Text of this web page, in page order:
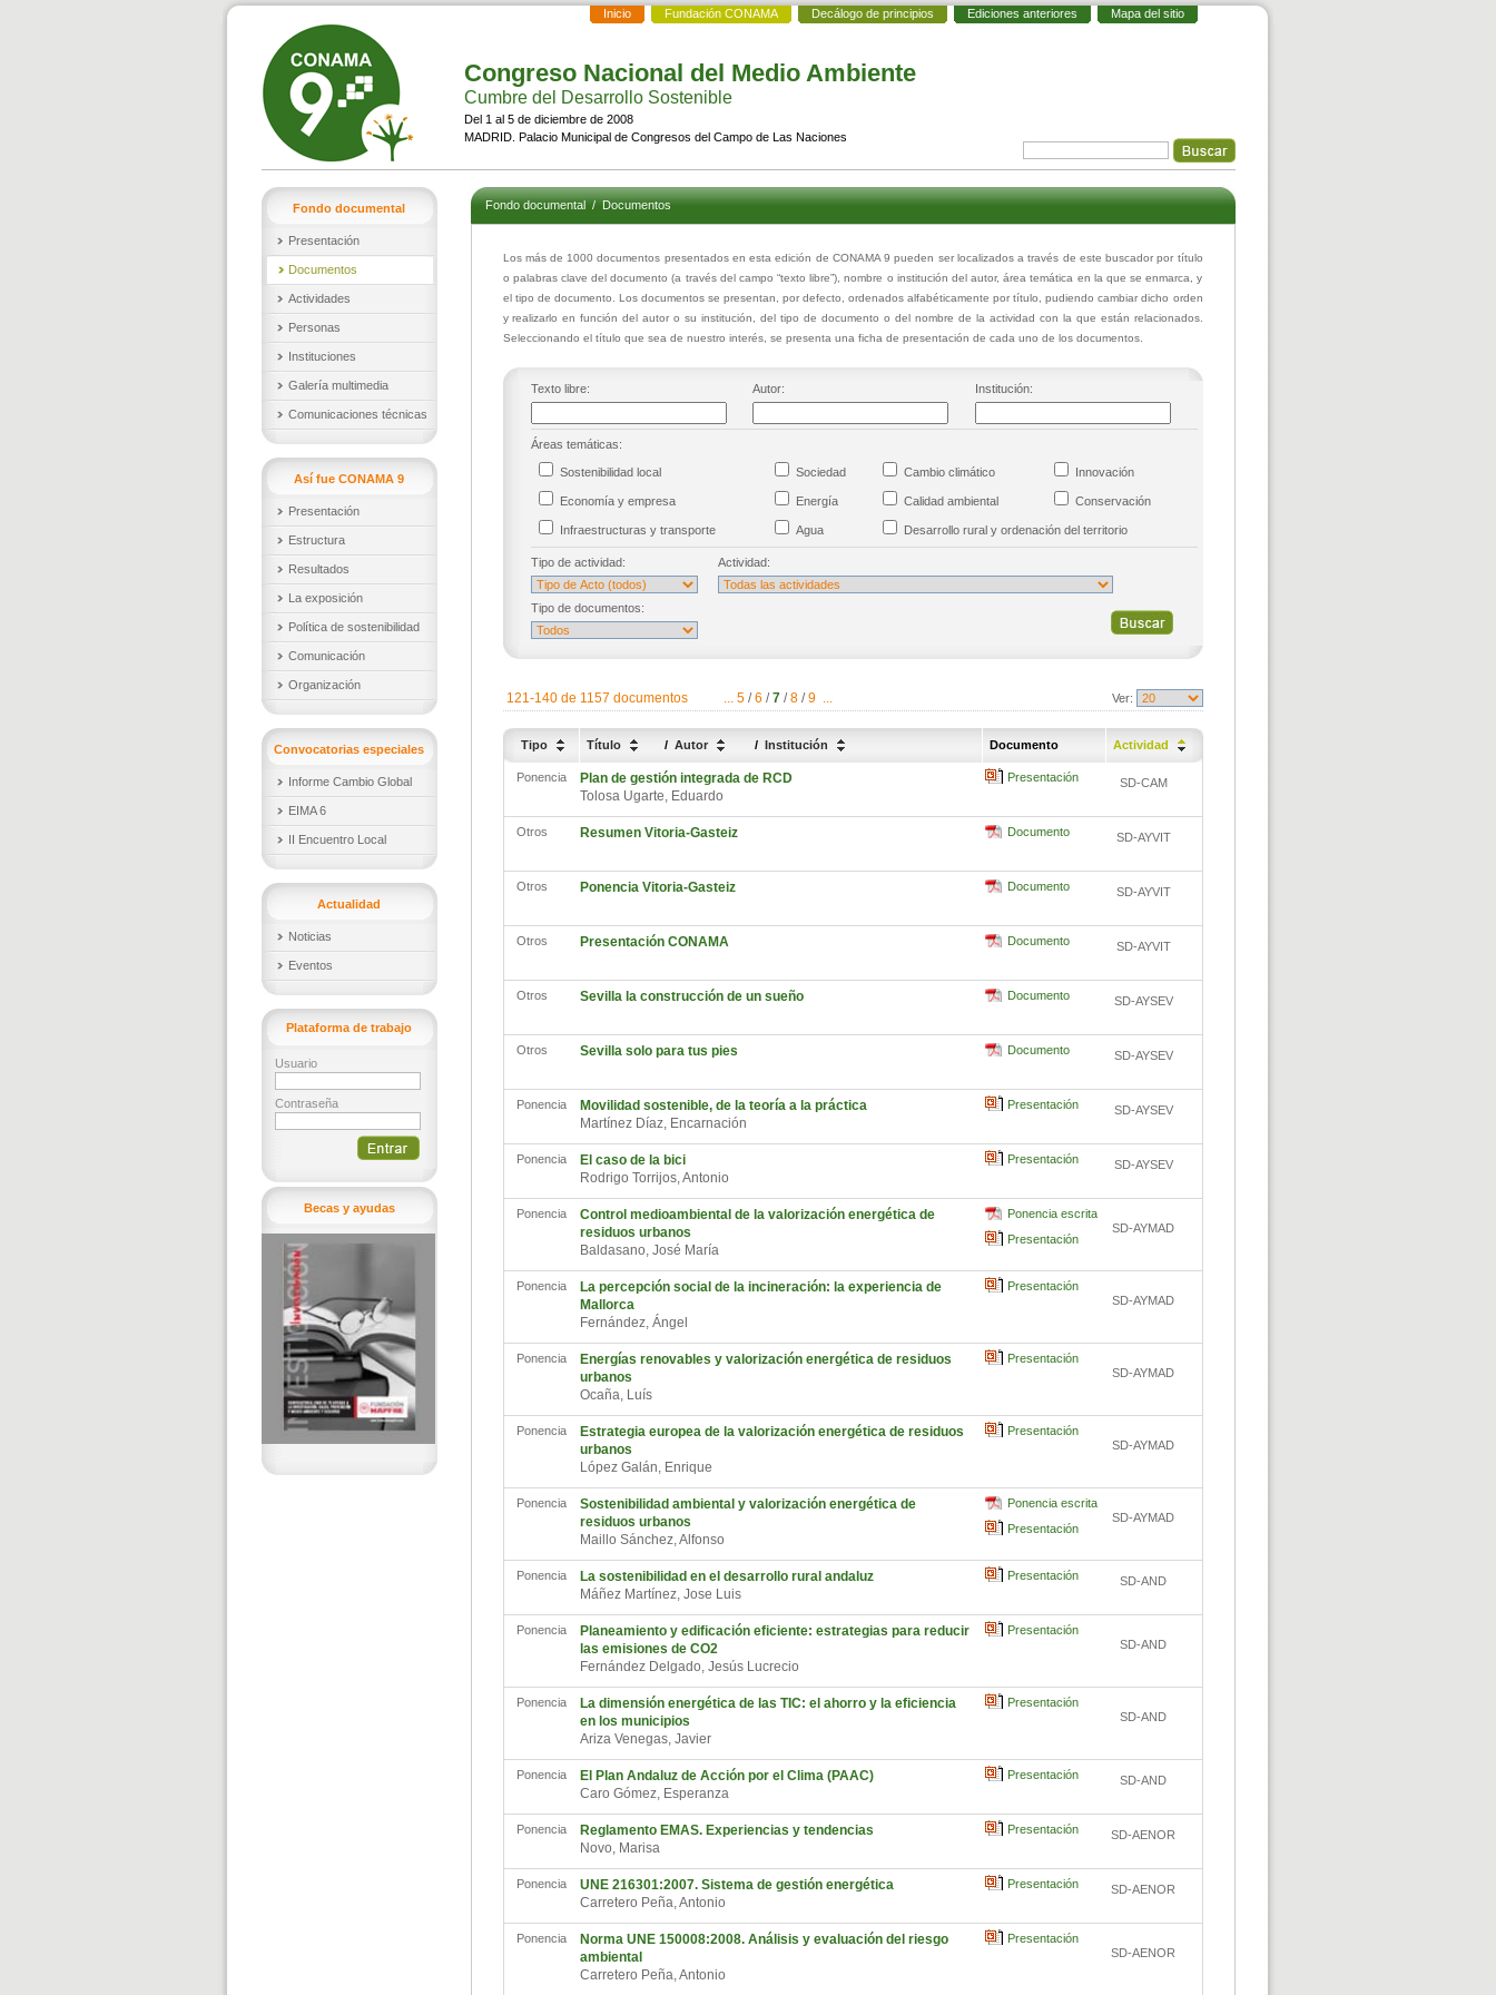
Inicio Fundación CONAMA Decálogo de principios Ediciones anteriores Mapa del sitio
Congreso Nacional del Medio Ambiente
Cumbre del Desarrollo Sostenible
Del 1 al 5 de diciembre de 2008
MADRID. Palacio Municipal de Congresos del Campo de Las Naciones
Fondo documental
Presentación
Documentos
Actividades
Personas
Instituciones
Galería multimedia
Comunicaciones técnicas
Así fue CONAMA 9
Presentación
Estructura
Resultados
La exposición
Política de sostenibilidad
Comunicación
Organización
Convocatorias especiales
Informe Cambio Global
EIMA 6
II Encuentro Local
Actualidad
Noticias
Eventos
Plataforma de trabajo
Usuario
Contraseña
Becas y ayudas
Fondo documental/Documentos
Los más de 1000 documentos presentados en esta edición de CONAMA 9 pueden ser localizados a través de este buscador por título
o palabras clave del documento (a través del campo “texto libre”), nombre o institución del autor, área temática en la que se enmarca, y
el tipo de documento. Los documentos se presentan, por defecto, ordenados alfabéticamente por título, pudiendo cambiar dicho orden
y realizarlo en función del autor o su institución, del tipo de documento o del nombre de la actividad con la que están relacionados.
Seleccionando el título que sea de nuestro interés, se presenta una ficha de presentación de cada uno de los documentos.
Texto libre: Autor: Institución:
Áreas temáticas:
Sostenibilidad local Sociedad Cambio climático Innovación
Economía y empresa Energía Calidad ambiental Conservación
Infraestructuras y transporte Agua Desarrollo rural y ordenación del territorio
Tipo de actividad: Actividad:
Tipo de documentos:
121-140 de 1157 documentos ... 5 / 6 /7 / 8 / 9 ... Ver:
Tipo Título / Autor / Institución Documento Actividad
Ponencia
Plan de gestión integrada de RCD
Tolosa Ugarte, Eduardo
Presentación SD-CAM
Otros Resumen Vitoria-Gasteiz Documento SD-AYVIT
Otros Ponencia Vitoria-Gasteiz Documento SD-AYVIT
Otros Presentación CONAMA Documento SD-AYVIT
Otros Sevilla la construcción de un sueño Documento SD-AYSEV
Otros Sevilla solo para tus pies Documento SD-AYSEV
Ponencia
Movilidad sostenible, de la teoría a la práctica
Martínez Díaz, Encarnación
Presentación SD-AYSEV
Ponencia
El caso de la bici
Rodrigo Torrijos, Antonio
Presentación SD-AYSEV
Ponencia
Control medioambiental de la valorización energética de
residuos urbanos
Baldasano, José María
Ponencia escrita
Presentación
SD-AYMAD
Ponencia
La percepción social de la incineración: la experiencia de
Mallorca
Fernández, Ángel
Presentación
SD-AYMAD
Ponencia
Energías renovables y valorización energética de residuos
urbanos
Ocaña, Luís
Presentación
SD-AYMAD
Ponencia
Estrategia europea de la valorización energética de residuos
urbanos
López Galán, Enrique
Presentación
SD-AYMAD
Ponencia
Sostenibilidad ambiental y valorización energética de
residuos urbanos
Maillo Sánchez, Alfonso
Ponencia escrita
Presentación
SD-AYMAD
Ponencia
La sostenibilidad en el desarrollo rural andaluz
Máñez Martínez, Jose Luis
Presentación SD-AND
Ponencia
Planeamiento y edificación eficiente: estrategias para reducir
las emisiones de CO2
Fernández Delgado, Jesús Lucrecio
Presentación
SD-AND
Ponencia
La dimensión energética de las TIC: el ahorro y la eficiencia
en los municipios
Ariza Venegas, Javier
Presentación
SD-AND
Ponencia
El Plan Andaluz de Acción por el Clima (PAAC)
Caro Gómez, Esperanza
Presentación SD-AND
Ponencia
Reglamento EMAS. Experiencias y tendencias
Novo, Marisa
Presentación SD-AENOR
Ponencia
UNE 216301:2007. Sistema de gestión energética
Carretero Peña, Antonio
Presentación SD-AENOR
Ponencia
Norma UNE 150008:2008. Análisis y evaluación del riesgo
ambiental
Carretero Peña, Antonio
Presentación
SD-AENOR